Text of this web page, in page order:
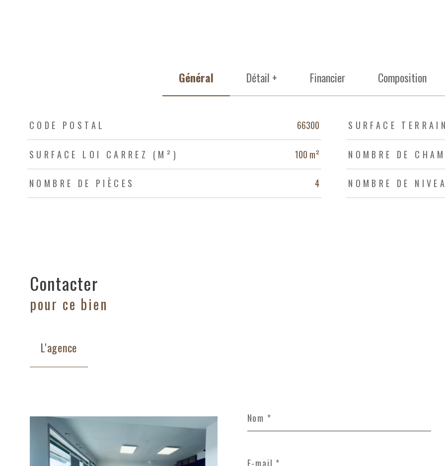
Général Détail + Financier Composition
TRAD_ZEPHYR_Caracteristique
CODE POSTAL 66300 SURFACE TERRAIN
SURFACE LOI CARREZ (M²) 100 m² NOMBRE DE
NOMBRE DE PIÈCES 4 NOMBRE DE
Contacter
pour ce bien
L'agence
*
mail